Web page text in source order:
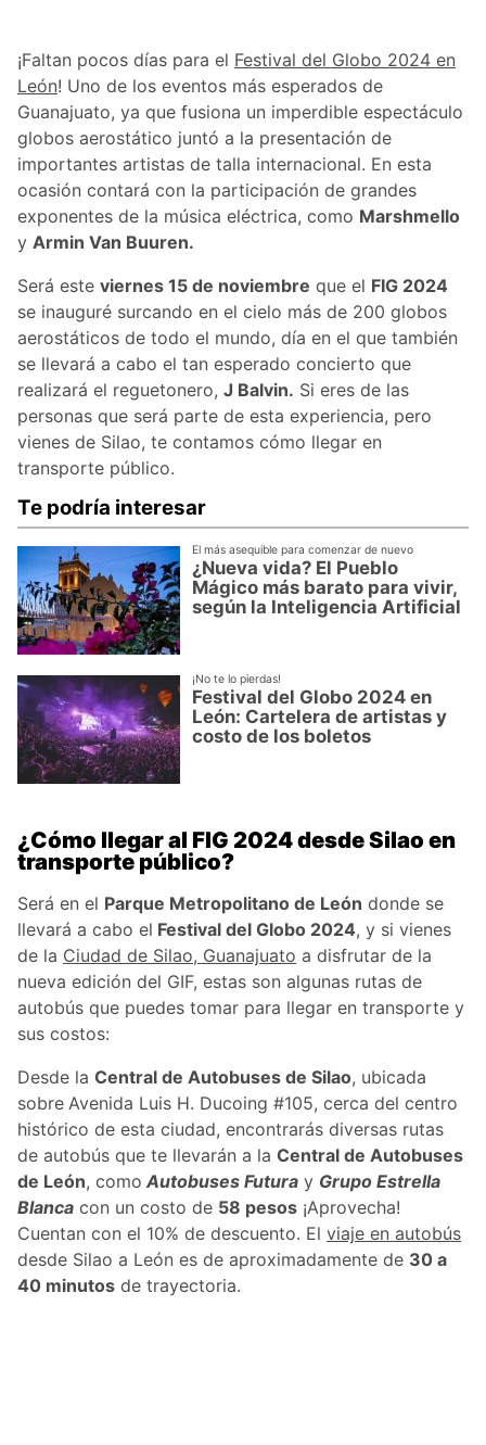
¡Faltan pocos días para el Festival del Globo 2024 en
León! Uno de los eventos más esperados de
Guanajuato, ya que fusiona un imperdible espectáculo
globos aerostático juntó a la presentación de
importantes artistas de talla internacional. En esta
ocasión contará con la participación de grandes
exponentes de la música eléctrica, como Marshmello
y Armin Van Buuren.
Será este viernes 15 de noviembre que el FIG 2024
se inauguré surcando en el cielo más de 200 globos
aerostáticos de todo el mundo, día en el que también
se llevará a cabo el tan esperado concierto que
realizará el reguetonero, J Balvin. Si eres de las
personas que será parte de esta experiencia, pero
vienes de Silao, te contamos cómo llegar en
transporte público.
Te podría interesar
El más asequible para comenzar de nuevo
¿Nueva vida? El Pueblo
Mágico más barato para vivir,
según la Inteligencia Artificial
¡No te lo pierdas!
Festival del Globo 2024 en
León: Cartelera de artistas y
costo de los boletos
¿Cómo llegar al FIG 2024 desde Silao en
transporte público?
Será en el Parque Metropolitano de León donde se
llevará a cabo el Festival del Globo 2024, y si vienes
de la Ciudad de Silao, Guanajuato a disfrutar de la
nueva edición del GIF, estas son algunas rutas de
autobús que puedes tomar para llegar en transporte y
sus costos:
Desde la Central de Autobuses de Silao, ubicada
sobre Avenida Luis H. Ducoing #105, cerca del centro
histórico de esta ciudad, encontrarás diversas rutas
de autobús que te llevarán a la Central de Autobuses
de León, como Autobuses Futura y Grupo Estrella
Blanca con un costo de 58 pesos ¡Aprovecha!
Cuentan con el 10% de descuento. El viaje en autobús
desde Silao a León es de aproximadamente de 30 a
40 minutos de trayectoria.